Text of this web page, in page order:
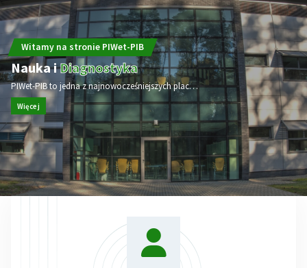
Witamy na stronie PIWet-PIB
Nauka iDiagnostyka
PIWet-PIB to jedna z najnowocześniejszych placówek naukowo-badawczych w dziedzinie weterynarii w Europie i na świecie. W 2025 roku Instytut obchodzi jubileusz 80-lecia.
Więcej